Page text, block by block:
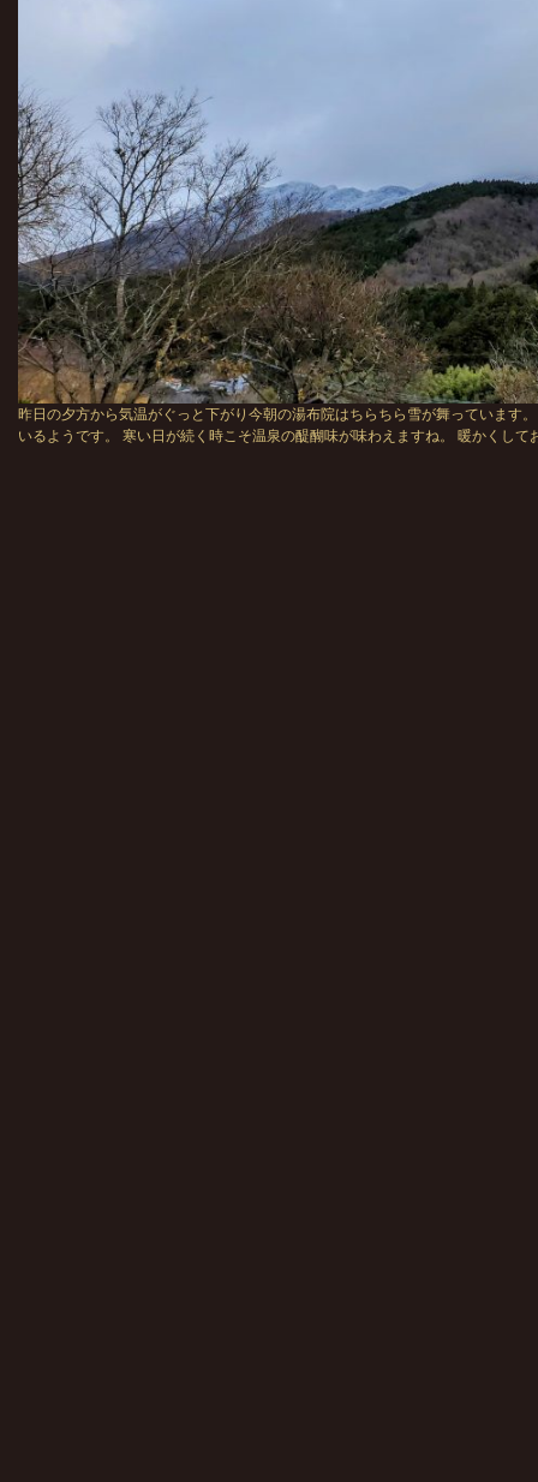
昨日の夕方から気温がぐっと下がり今朝の湯布院はちらちら雪が舞っています
いるようです。 寒い日が続く時こそ温泉の醍醐味が味わえますね。 暖かくして